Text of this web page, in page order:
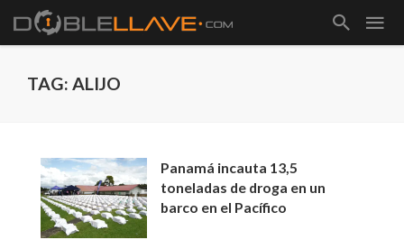
TAG: ALIJO
Panamá incauta 13,5
toneladas de droga en un
barco en el Pacífico